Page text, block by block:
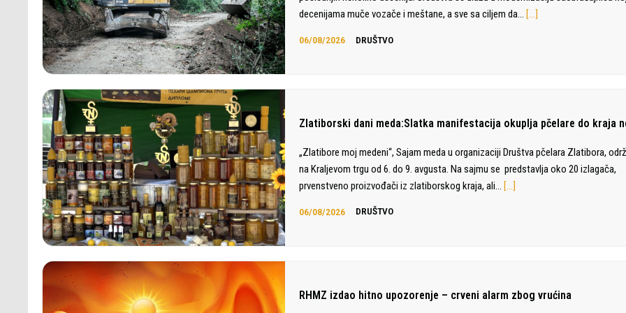
decenijama muče vozače i meštane, a sve sa ciljem da… […]
06/08/2026 DRUŠTVO
Zlatiborski dani meda:Slatka manifestacija okuplja pčelare do kraja
„Zlatibore moj medeni“, Sajam meda u organizaciji Društva pčelara Zlatibora,
na Kraljevom trgu od 6. do 9. avgusta. Na sajmu se predstavlja oko 20 izlagača,
prvenstveno proizvođači iz zlatiborskog kraja, ali… […]
06/08/2026 DRUŠTVO
RHMZ izdao hitno upozorenje – crveni alarm zbog vrućina